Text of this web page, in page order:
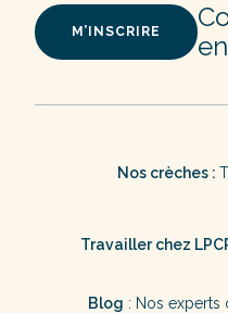
M’INSCRIRE
Nos crèches :
Travailler chez
Blog : Nos experts